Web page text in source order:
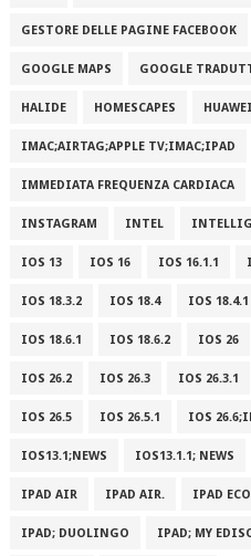
GESTORE DELLE PAGINE FACEBOOK
GOOGLE MAPS GOOGLE
HALIDE HOMESCAPES HUAWEI
IMAC;AIRTAG;APPLE TV;IMAC;IPAD
IMMEDIATA FREQUENZA CARDIACA
INSTAGRAM INTEL
IOS 13 IOS 16 IOS 16.1.1
IOS 18.3.2 IOS 18.4 IOS 18.4.1
IOS 18.6.1 IOS 18.6.2 IOS 26
IOS 26.2 IOS 26.3 IOS 26.3.1
IOS 26.5 IOS 26.5.1 IOS
IOS13.1;NEWS IOS13.1.1; NEWS
IPAD AIR IPAD AIR. IPAD
IPAD; DUOLINGO IPAD; MY